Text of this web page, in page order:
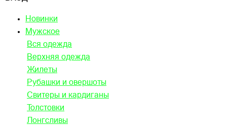
Новинки
Мужское
Вся одежда
Верхняя одежда
Жилеты
Рубашки и овершоты
Свитеры и кардиганы
Толстовки
Лонгсливы